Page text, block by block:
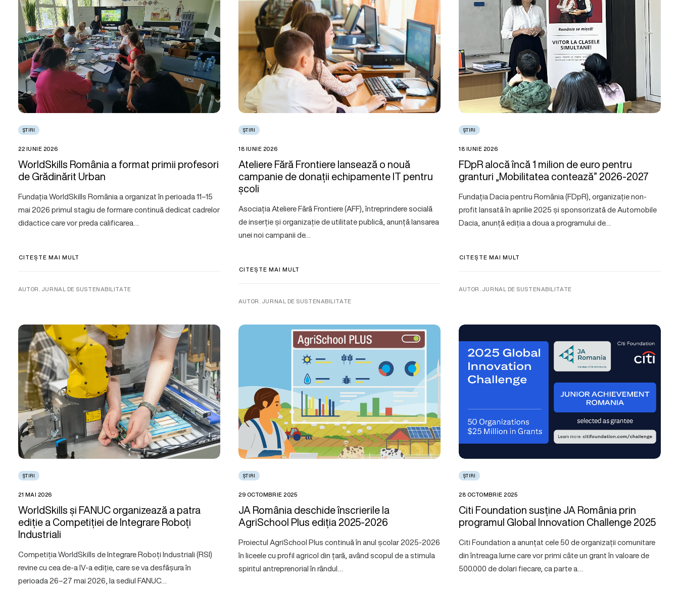
ȘTIRI
22 IUNIE 2026
WorldSkills România a format primii profesori
de Grădinărit Urban
Fundația WorldSkills România a organizat în perioada 11–15
mai 2026 primul stagiu de formare continuă dedicat cadrelor
didactice care vor preda calificarea…
CITEȘTE MAI MULT
AUTOR. JURNAL DE SUSTENABILITATE
ȘTIRI
18 IUNIE 2026
Ateliere Fără Frontiere lansează o nouă
campanie de donații echipamente IT pentru
școli
Asociația Ateliere Fără Frontiere (AFF), întreprindere socială
de inserție și organizație de utilitate publică, anunță lansarea
unei noi campanii de…
CITEȘTE MAI MULT
AUTOR. JURNAL DE SUSTENABILITATE
ȘTIRI
18 IUNIE 2026
FDpR alocă încă 1 milion de euro pentru
granturi „Mobilitatea contează” 2026-2027
Fundația Dacia pentru România (FDpR), organizație non-
profit lansată în aprilie 2025 și sponsorizată de Automobile
Dacia, anunță ediția a doua a programului de…
CITEȘTE MAI MULT
AUTOR. JURNAL DE SUSTENABILITATE
ȘTIRI
21 MAI 2026
WorldSkills și FANUC organizează a patra
ediție a Competiției de Integrare Roboți
Industriali
Competiția WorldSkills de Integrare Roboți Industriali (RSI)
revine cu cea de-a IV-a ediție, care se va desfășura în
perioada 26–27 mai 2026, la sediul FANUC…
ȘTIRI
29 OCTOMBRIE 2025
JA România deschide înscrierile la
AgriSchool Plus ediția 2025-2026
Proiectul AgriSchool Plus continuă în anul școlar 2025-2026
în liceele cu profil agricol din țară, având scopul de a stimula
spiritul antreprenorial în rândul…
ȘTIRI
28 OCTOMBRIE 2025
Citi Foundation susține JA România prin
programul Global Innovation Challenge 2025
Citi Foundation a anunțat cele 50 de organizații comunitare
din întreaga lume care vor primi câte un grant în valoare de
500.000 de dolari fiecare, ca parte a…